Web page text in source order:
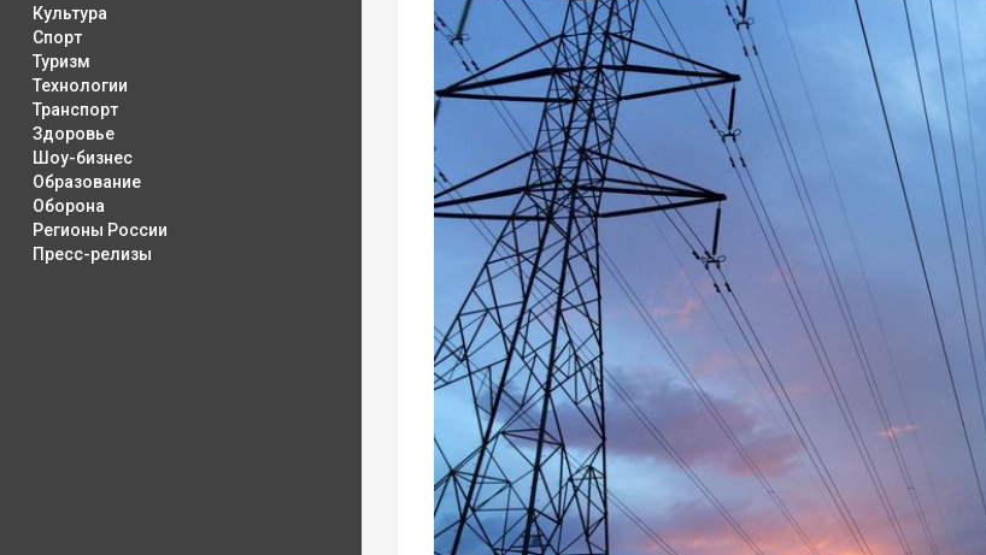
Культура
Спорт
Туризм
Технологии
Транспорт
Здоровье
Шоу-бизнес
Образование
Оборона
Регионы России
Пресс-релизы